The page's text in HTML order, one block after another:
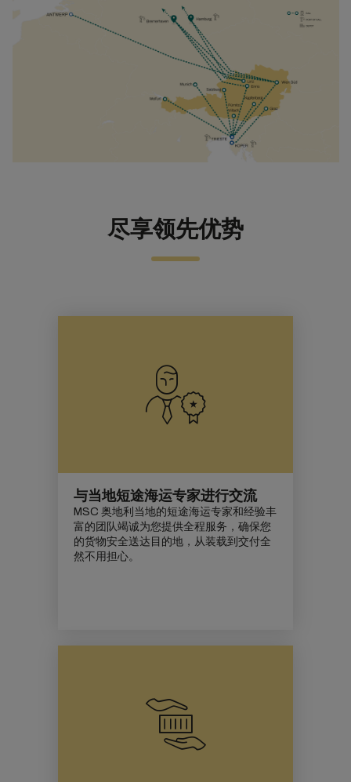
尽享领先优势
与当地短途海运专家进行交流
MSC 奥地利当地的短途海运专家和经验丰
富的团队竭诚为您提供全程服务，确保您
的货物安全送达目的地，从装载到交付全
然不用担心。